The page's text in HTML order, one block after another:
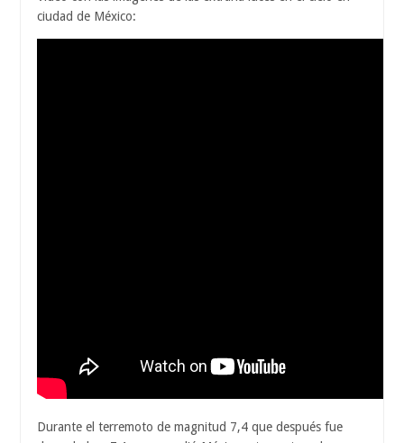
ciudad de México:
Durante el terremoto de magnitud 7,4 que después fue